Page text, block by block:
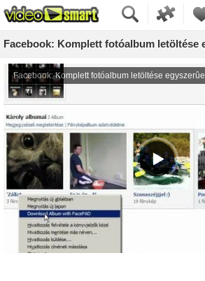
Facebook: Komplett fotóalbum letöltése